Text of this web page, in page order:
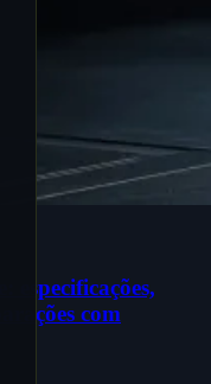
especificações,
com